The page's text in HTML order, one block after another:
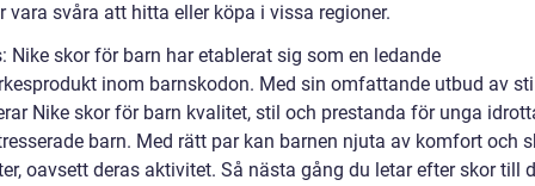
vara svåra att hitta eller köpa i vissa regioner.
Nike skor för barn har etablerat sig som en ledande
inom barnskodon. Med sin omfattande utbud av
Nike skor för barn kvalitet, stil och prestanda för unga
barn. Med rätt par kan barnen njuta av komfort och
oavsett deras aktivitet. Så nästa gång du letar efter skor till